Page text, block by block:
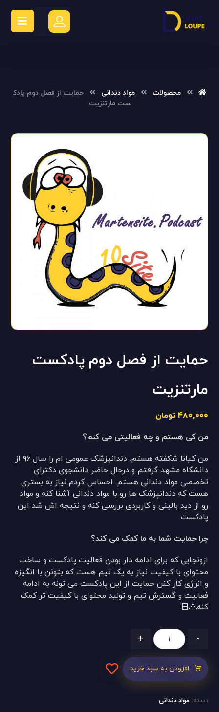
محصولات مواد دندانی
حمایت از فصل دوم پادک
ست مارتنزیت
حمایت از فصل دوم پادکست
مارتنزیت
۴۸۰,۰۰۰ تومان
من کی هستم و چه فعاليتی می کنم؟
من کیانا شکفته هستم. دندانپزشک عمومی ام را سال ۹۶ از
دانشگاه مشهد گرفتم و درحال حاضر دانشجوی دکترای
تخصصی مواد دندانی هستم. احساس کردم نیاز به بستری
هست که دندانپزشک ها رو با مواد دندانی آشنا کنه و مواد
رو از دید بالینی و کاربردی بررسی کنه و نتیجه اش شد این
پادکست.
چرا حمایت شما به ما کمک می کند؟
ازونجایی که برای ادامه دار بودن فعالیت پادکست و ساخت
محتوای با کیفیت نیاز به یک تیم هست که بتونن با انگیزه
و انرژی کار کنن حمایت از این پادکست می تونه به ادامه
فعالیت و گسترش تیم و تولید محتوای با کیفیت تر کمک
کنه🙏🏻
-
+
افزودن به سبد خرید
دسته:مواد دندانی